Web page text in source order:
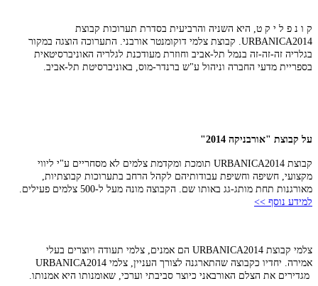
ק ו נ פ ל י ק ט, היא השניה והרביעית בסדרת תערוכות קבוצת
URBANICA2014. קבוצת צלמי דוקומנטר אורבני. התערוכה הוצגה במקור
בגלריה זה-זה-זה בנמל תל-אביב וחוזרת מעודכנת לגלריה האוניברסיטאית
בספריית מדעי החברה וניהול ע"ש ברנדר-מוס, באוניברסיטת תל-אביב.
על קבוצת "אורבניקה 2014"
קבוצת URBANICA2014 תומכת ומקדמת צלמים לא מסחריים ע"י ליווי
מקצועי, חשיפה וחשיפת עבודותיהם לקהל הרחב בתערוכות קבוצתיות,
מאורגנות תחת מותג-גג באותו שם.
הקבוצה מונה מעל ל-500 צלמים פעילים.
למידע נוסף >>
צלמי קבוצת URBANICA2014 הם אמנים, צלמי תעודה ויוצרים בעלי
אמירה. יחדיו כקבוצה שהתארגנה לצורך העניין, צלמי URBANICA2014
מגדירים את הצלם האורבאני כיוצר סביבתי וערכי, שאומנותו היא אמנותו.